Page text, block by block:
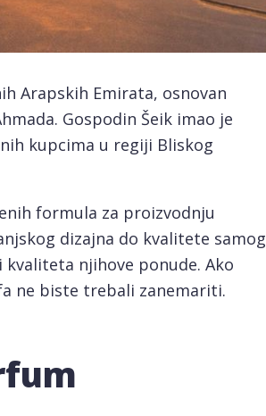
Arapskih Emirata, osnovan
Gospodin Šeik imao je
kupcima u regiji Bliskog
formula za proizvodnju
dizajna do kvalitete samog
njihove ponude. Ako
ne biste trebali zanemariti.